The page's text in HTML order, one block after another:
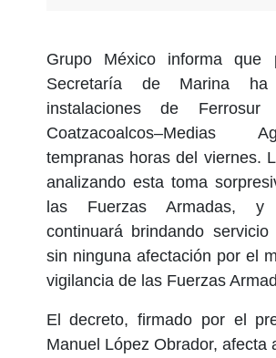
Grupo México informa que
Secretaría de Marina
instalaciones de
Coatzacoalcos–Medias
tempranas horas del viernes.
analizando esta toma
las Fuerzas Armadas, y
continuará brindando
sin ninguna afectación por el
vigilancia de las Fuerzas
El decreto, firmado por el
Manuel López Obrador, afecta